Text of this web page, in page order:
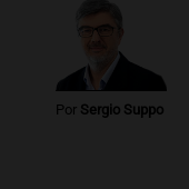
Por Sergio Suppo